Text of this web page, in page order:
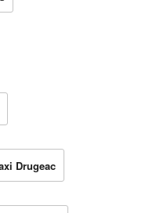
Drugeac